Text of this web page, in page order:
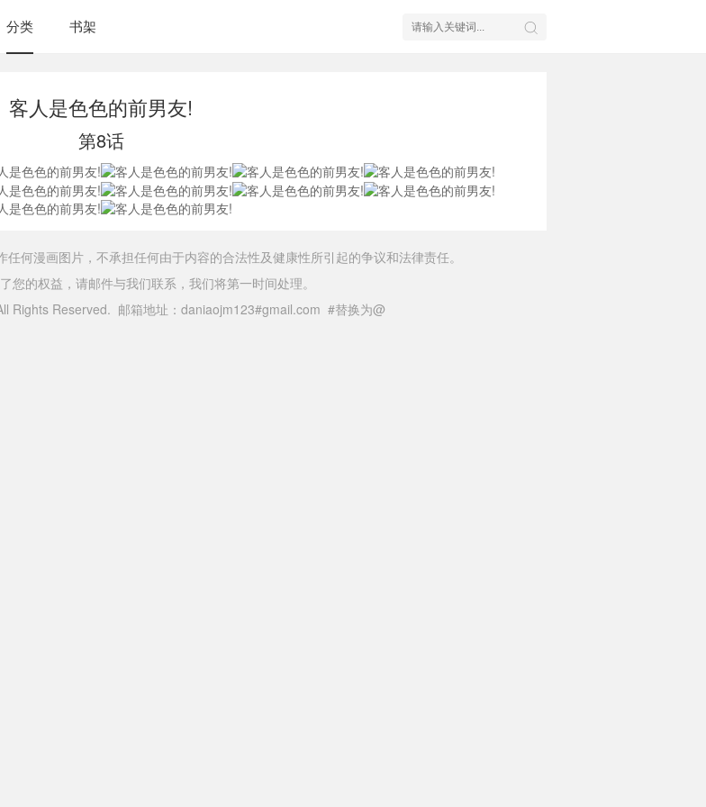
分类 书架
客人是色色的前男友!
第8话
何漫画图片，不承担任何由于内容的合法性及健康性所引起的争议和法律责任。
您的权益，请邮件与我们联系，我们将第一时间处理。
Rights Reserved. 邮箱地址：daniaojm123#gmail.com #替换为@